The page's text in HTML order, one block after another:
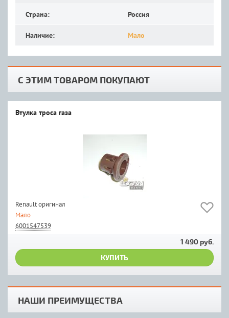
Страна: Россия
Наличие: Мало
С ЭТИМ ТОВАРОМ ПОКУПАЮТ
Втулка троса газа
Renault оригинал
Мало
6001547539
1 490 руб.
КУПИТЬ
НАШИ ПРЕИМУЩЕСТВА